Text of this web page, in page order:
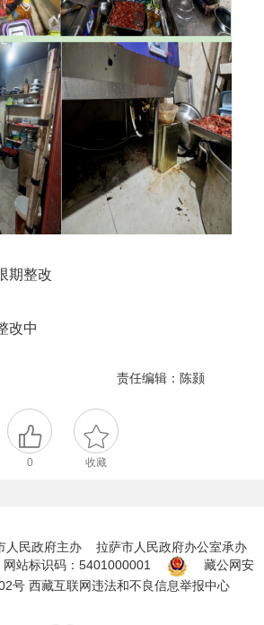
期整改
改中
责任编辑：陈颢
0 收藏
民政府主办 拉萨市人民政府办公室承办
网站标识码：5401000001
藏公网安
号 西藏互联网违法和不良信息举报中心